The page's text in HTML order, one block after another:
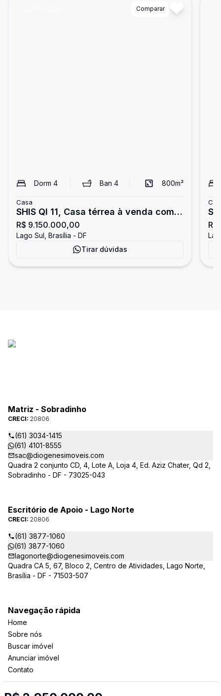
Comparar
Dorm 4 Ban 4 800m²
Casa
SHIS QI 11, Casa térrea à venda com
2.400m² de área total, Lago Sul,
Brasília, DF
R$ 9.150.000,00
Lago Sul, Brasília - DF
Tirar dúvidas
a
!
Matriz - Sobradinho
CRECI: 20806
(61) 3034-1415
(61) 4101-8555
sac@diogenesimoveis.com
Quadra 2 conjunto CD, 4, Lote A, Loja 4, Ed. Aziz Chater, Qd 2,
Sobradinho - DF - 73025-043
Escritório de Apoio - Lago Norte
CRECI: 20806
(61) 3877-1060
(61) 3877-1060
lagonorte@diogenesimoveis.com
Quadra CA 5, 67, Bloco 2, Centro de Atividades, Lago Norte,
Brasília - DF - 71503-507
Navegação rápida
Home
Sobre nós
Buscar imóvel
Anunciar imóvel
Contato